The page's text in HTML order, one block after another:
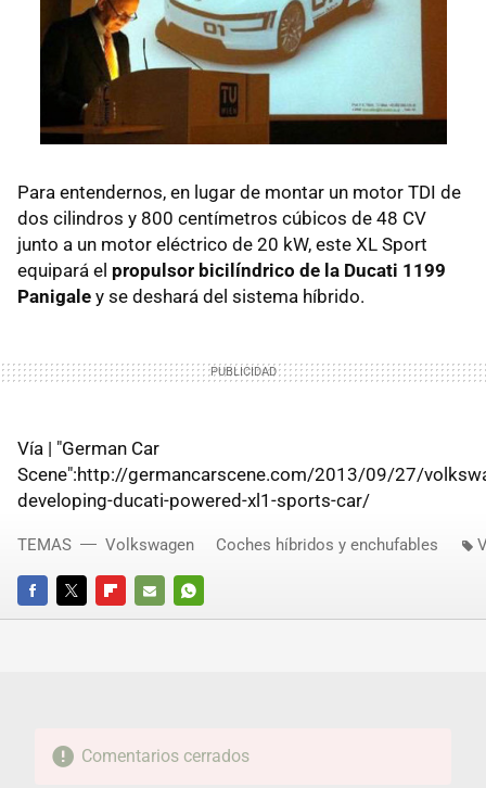
Para entendernos, en lugar de montar un motor TDI de
dos cilindros y 800 centímetros cúbicos de 48 CV
junto a un motor eléctrico de 20 kW, este XL Sport
equipará el propulsor bicilíndrico de la Ducati 1199
Panigale y se deshará del sistema híbrido.
Vía | "German Car
Scene":http://germancarscene.com/2013/09/27/
developing-ducati-powered-xl1-sports-car/
FACEBOOKTWITTERFLIPBOARD
E-
WHATSAPP
TEMAS Volkswagen Coches híbridos y enchufables
Comentarios cerrados